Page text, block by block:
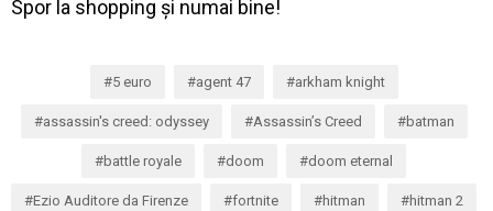
Spor la shopping și numai bine!
5 euro agent 47 arkham knight
assassin's creed: odyssey Assassin’s Creed batman
battle royale doom doom eternal
Ezio Auditore da Firenze fortnite hitman hitman 2